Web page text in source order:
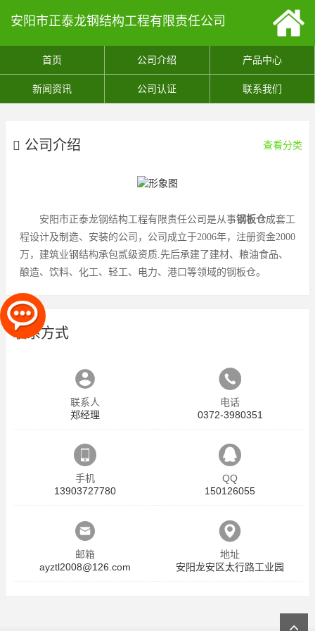
安阳市正泰龙钢结构工程有限责任公司
首页 公司介绍 产品中心
新闻资讯 公司认证 联系我们
公司介绍 查看分类
安阳市正泰龙钢结构工程有限责任公司是从事钢板仓成套工
程设计及制造、安装的公司，公司成立于2006年，注册资金2000
万，建筑业钢结构承包贰级资质.先后承建了建材、粮油食品、
酿造、饮料、化工、轻工、电力、港口等领域的钢板仓。
联系方式
联系人
郑经理
电话
0372-3980351
手机
13903727780
QQ
150126055
邮箱
ayztl2008@126.com
地址
安阳龙安区太行路工业园